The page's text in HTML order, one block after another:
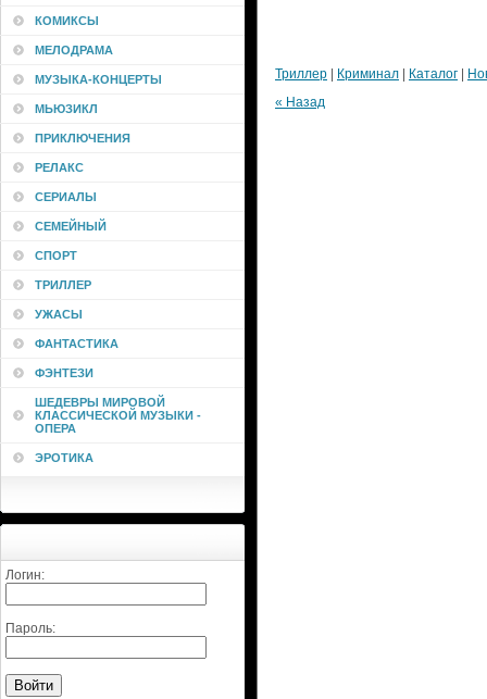
КОМИКСЫ
МЕЛОДРАМА
МУЗЫКА-КОНЦЕРТЫ
МЬЮЗИКЛ
ПРИКЛЮЧЕНИЯ
РЕЛАКС
СЕРИАЛЫ
СЕМЕЙНЫЙ
СПОРТ
ТРИЛЛЕР
УЖАСЫ
ФАНТАСТИКА
ФЭНТЕЗИ
ШЕДЕВРЫ МИРОВОЙ
КЛАССИЧЕСКОЙ МУЗЫКИ -
ОПЕРА
ЭРОТИКА
Логин:
Пароль:
Триллер Криминал Каталог
« Назад